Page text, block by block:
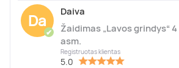
Da
✔
Daiva
Žaidimas „Lavos grindys“ 4
asm.
Registruotas klientas
5.0